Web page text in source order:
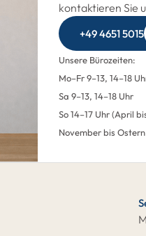
kontaktieren Sie
+49 4651 5015
Unsere Bürozeiten:
Mo–Fr 9–13, 14–18
Sa 9–13, 14–18 Uhr
So 14–17 Uhr (April
November bis